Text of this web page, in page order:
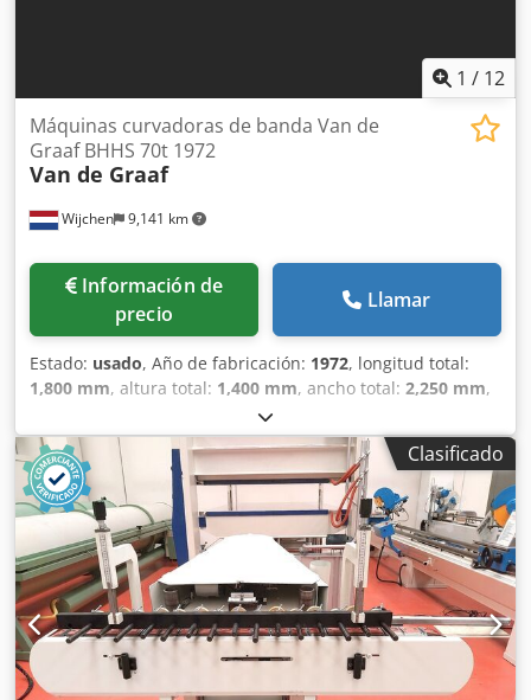
1 / 12
Wijchen 9,141 km
Máquinas curvadoras de banda Van de
Graaf BHHS 70t 1972
Van de Graaf
Información de
precio
Llamar
Estado: usado, Año de fabricación: 1972, longitud total:
1,800 mm, altura total: 1,400 mm, ancho total: 2,250 mm,
Color: Verde Peso en vacío: 2000 kg Precio: Consultar
Crodpfjzm N Risx Ak Asf - Año de fabricación: 1972 -
Documentación disponible: No - Certificado CE: No -
Sistema de control: Convencional - Dimensiones de
transporte: 1800 mm x 2250 mm x 1400 mm (largo x ancho
x alto) - Peso de transporte [kg]: 2000 kg - Paquetes de
transporte [unidades]: 1 Información financiera IVA: El
precio indicado no incluye el IVA IVA/Régimen de recargo
del IVA: El IVA es deducible para las empresas Entrega y
aceptación de vehículos usados posibles en cualquier
momento para todos los productos de la industria Lukas
van Rossum
Clasificado